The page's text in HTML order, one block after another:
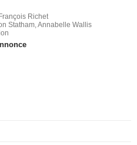
Richet
Statham, Annabelle Wallis